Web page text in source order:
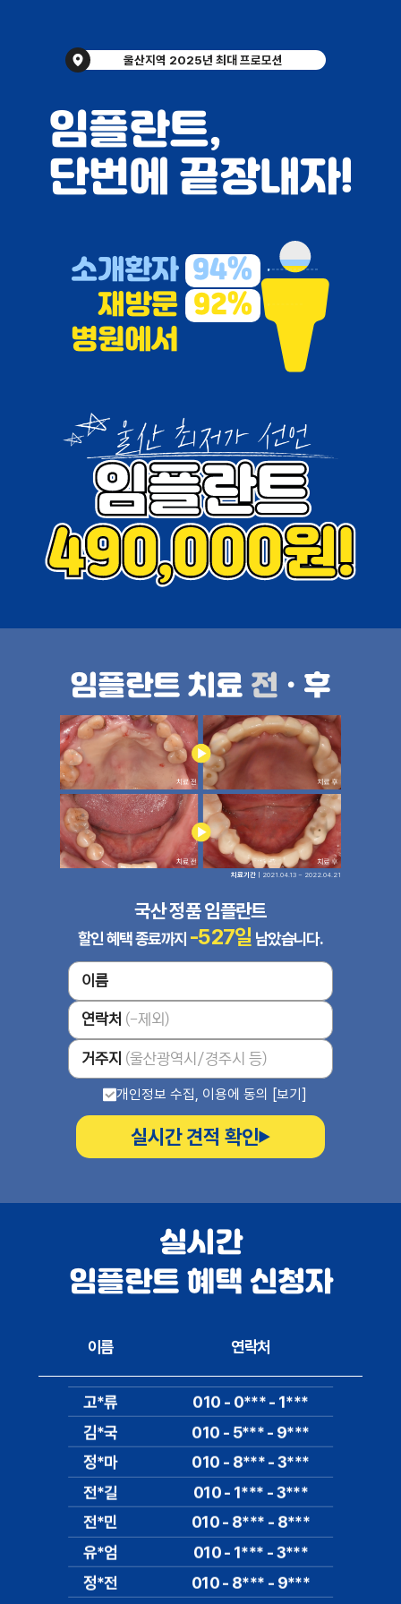
울산지역 2025년 최대 프로모션
임플란트,
단번에 끝장내자!
소개환자 94%
재방문 92%
병원에서
임플란트 치료 전 •후
치료기간ㅣ2021.04.13 ~ 2022.04.21
국산 정품 임플란트
할인 혜택 종료까지 -527일 남았습니다.
이름
연락처 (-제외)
거주지 (울산광역시/경주시 등)
개인정보 수집, 이용에 동의 [보기]
실시간 견적 확인
실시간
임플란트 혜택 신청자
이름 연락처
고*류
010 - 0*** - 1***
김*국
010 - 5*** - 9***
정*마
010 - 8*** - 3***
전*길
010 - 1*** - 3***
전*민
010 - 8*** - 8***
유*엄
010 - 1*** - 3***
정*전
010 - 8*** - 9***